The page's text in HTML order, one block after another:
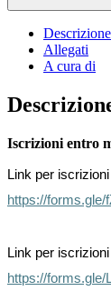
Descrizione
Allegati
A cura di
Iscrizioni entro
Link per
https://
Link per
https://